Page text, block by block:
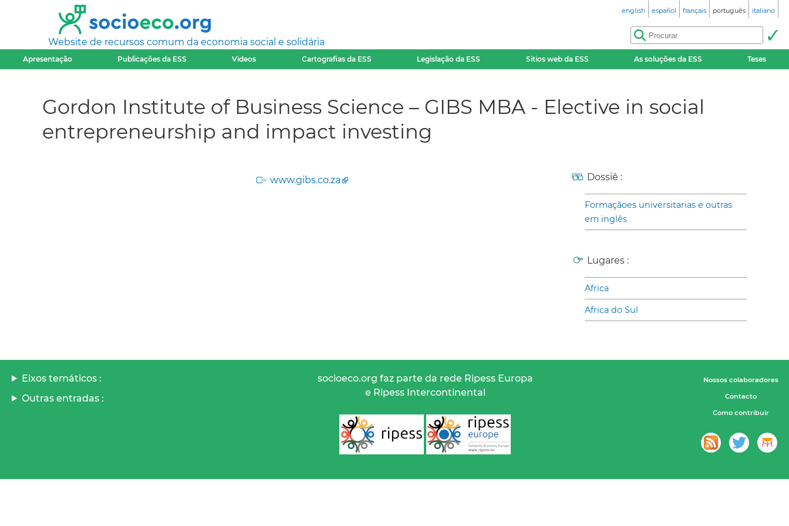
Website de recursos comum da economia social e solidária
english español français português italiano
Apresentação Publicações da ESS Videos Cartografias da ESS Legislação da ESS Sitios web da ESS As soluções da ESS Teses
Gordon Institute of Business Science – GIBS MBA - Elective in social
entrepreneurship and impact investing
www.gibs.co.za Dossiê :
Formaçãoes universitarias e outras
em inglês
Lugares :
Africa
Africa do Sul
Eixos temáticos :
Outras entradas :
socioeco.org faz parte da rede Ripess Europa
e Ripess Intercontinental
Nossos colaboradores
Contacto
Como contribuir